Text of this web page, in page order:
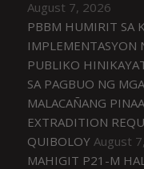
August 7, 2026
PBBM HUMIRIT SA
IMPLEMENTASYON
PUBLIKO
SA PAGBUO NG
MALACAÑANG
EXTRADITION
QUIBOLOY August
MAHIGIT P21-M